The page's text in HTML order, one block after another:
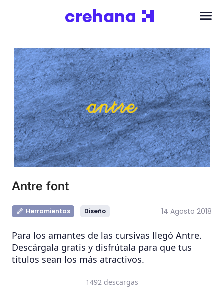
Antre font
Herramientas Diseño 14 Agosto 2018
Para los amantes de las cursivas llegó Antre.
Descárgala gratis y disfrútala para que tus
títulos sean los más atractivos.
1492 descargas